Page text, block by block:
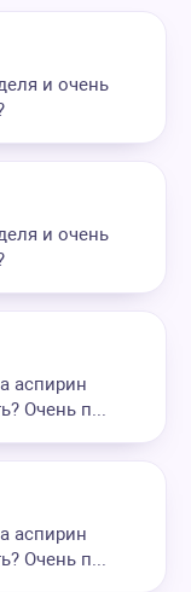
и очень
и очень
аспирин
Очень п...
аспирин
Очень п...